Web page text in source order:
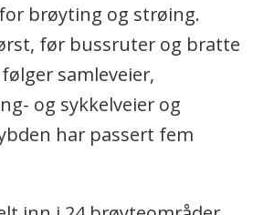
skal være
innen klokken 07.00,
brøytes etter
er generert av Labrador
av en journalist.
brøyting og strøing.
før bussruter og bratte
samleveier,
og sykkelveier og
har passert fem